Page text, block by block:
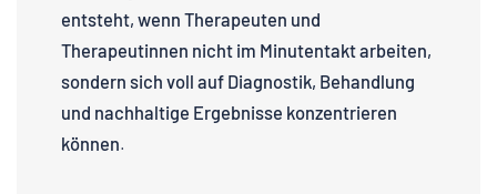
entsteht, wenn Therapeuten und
Therapeutinnen nicht im Minutentakt arbeiten,
sondern sich voll auf Diagnostik, Behandlung
und nachhaltige Ergebnisse konzentrieren
können.